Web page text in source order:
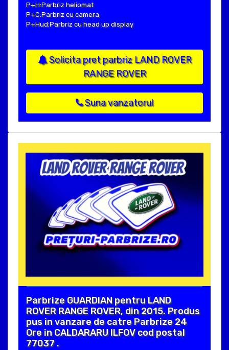
P+H:Parbriz heliomat
P+C:Parbriz cu camera
P+Hud:Parbriz cu head up display
Solicita pret parbriz LAND ROVER
RANGE ROVER
Suna vanzatorul
Parbrize GUARDIAN pentru LAND
ROVER RANGE ROVER, din 2015. Produs
pus in vanzare de catre Parbrize 24
Ore in CALDARARU ILFOV cod postal
77037 .